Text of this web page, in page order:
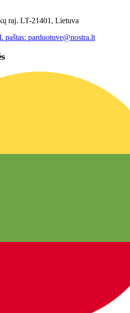
raj. LT-21401, Lietuva
paštas: parduotuve@nostra.lt